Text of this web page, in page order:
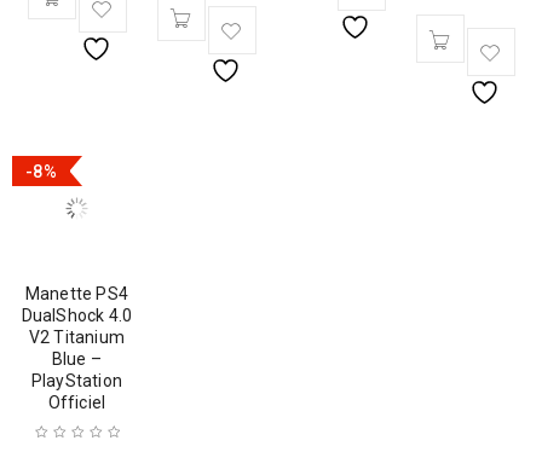
-8%
Manette PS4
DualShock 4.0
V2 Titanium
Blue –
PlayStation
Officiel